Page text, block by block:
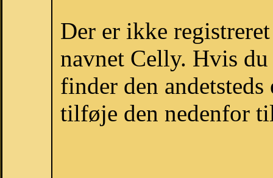
Der er ikke
navnet Celly. Hvis
finder den
tilføje den nedenfor